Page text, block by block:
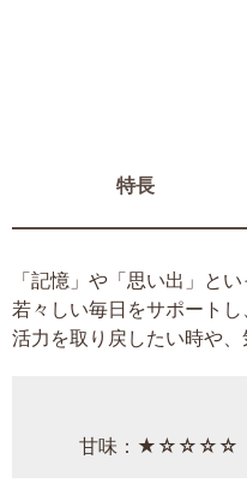
特長
「記憶」や「思い出」と
若々しい毎日をサポート
活力を取り戻したい時や
甘味：